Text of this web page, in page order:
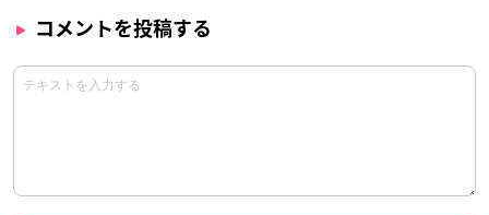
コメントを投稿する